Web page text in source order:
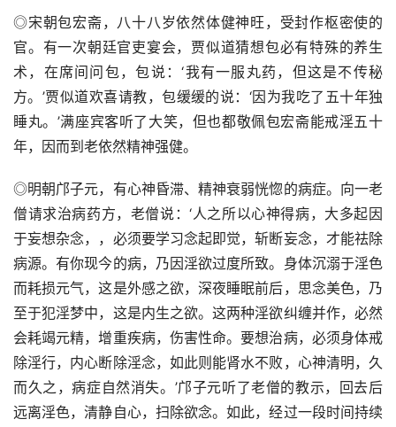
◎宋朝包宏斋，八十八岁依然体健神旺，受封作枢密使的
官。有一次朝廷官吏宴会，贾似道猜想包必有特殊的养生
术，在席间问包，包说：‘我有一服丸药，但这是不传秘
方。’贾似道欢喜请教，包缓缓的说：‘因为我吃了五十年独
睡丸。’满座宾客听了大笑，但也都敬佩包宏斋能戒淫五十
年，因而到老依然精神强健。
◎明朝邝子元，有心神昏滞、精神衰弱恍惚的病症。向一老
僧请求治病药方，老僧说：‘人之所以心神得病，大多起因
于妄想杂念，，必须要学习念起即觉，斩断妄念，才能祛除
病源。有你现今的病，乃因淫欲过度所致。身体沉溺于淫色
而耗损元气，这是外感之欲，深夜睡眠前后，思念美色，乃
至于犯淫梦中，这是内生之欲。这两种淫欲纠缠并作，必然
会耗竭元精，增重疾病，伤害性命。要想治病，必须身体戒
除淫行，内心断除淫念，如此则能肾水不败，心神清明，久
而久之，病症自然消失。’邝子元听了老僧的教示，回去后
远离淫色，清静自心，扫除欲念。如此，经过一段时间持续